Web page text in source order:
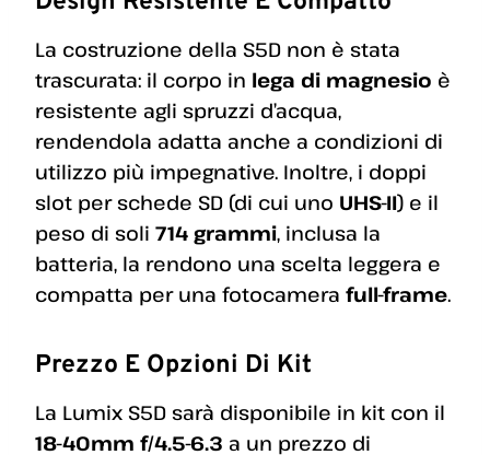
La costruzione della S5D non è stata
trascurata: il corpo in lega di magnesio è
resistente agli spruzzi d’acqua,
rendendola adatta anche a condizioni di
utilizzo più impegnative. Inoltre, i doppi
slot per schede SD (di cui uno UHS-II) e il
peso di soli 714 grammi, inclusa la
batteria, la rendono una scelta leggera e
compatta per una fotocamera full-frame.
Prezzo E Opzioni Di Kit
La Lumix S5D sarà disponibile in kit con il
18-40mm f/4.5-6.3 a un prezzo di